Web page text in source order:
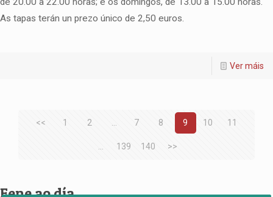
As tapas terán un prezo único de 2,50 euros.
Ver máis
<< 1 2 7 8 9 10 11
139 140 >>
Fene ao día